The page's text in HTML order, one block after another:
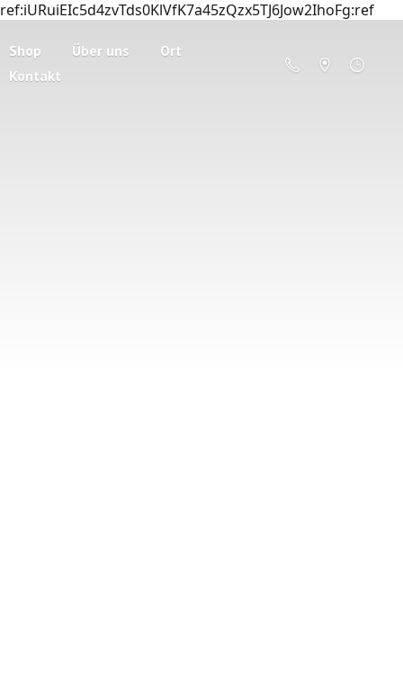
ref:iURuiEIc5d4zvTds0KlVfK7a45zQzx5TJ6Jow2IhoFg:ref
Shop Über uns
Ort
Kontakt